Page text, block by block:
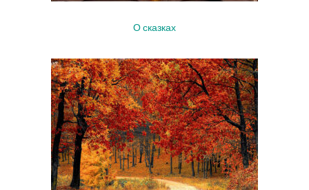
О сказках